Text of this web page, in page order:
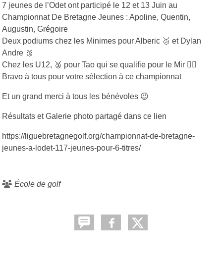
7 jeunes de l’Odet ont participé le 12 et 13 Juin au
Championnat De Bretagne Jeunes : Apoline, Quentin,
Augustin, Grégoire
Deux podiums chez les Minimes pour Alberic 🥈 et Dylan
Andre 🥉
Chez les U12, 🥈 pour Tao qui se qualifie pour le Mir 👍🏻
Bravo à tous pour votre sélection à ce championnat
Et un grand merci à tous les bénévoles 😉
Résultats et Galerie photo partagé dans ce lien
https://liguebretagnegolf.org/championnat-de-bretagne-
jeunes-a-lodet-117-jeunes-pour-6-titres/
École de golf